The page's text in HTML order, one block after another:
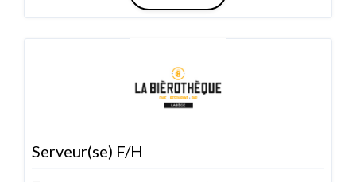
Serveur(se) F/H